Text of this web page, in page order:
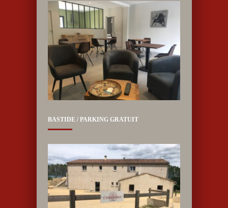
BASTIDE / PARKING GRATUIT